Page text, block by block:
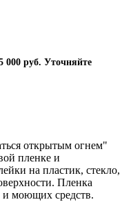
000 руб. Уточняйте
открытым огнем"
пленке и
на пластик, стекло,
Пленка
и моющих средств.